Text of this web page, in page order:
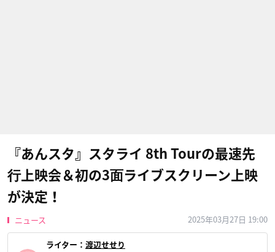
『あんスタ』スタライ 8th Tourの最速先
⾏上映会＆初の3⾯ライブスクリーン上映
が決定！
ニュース 2025年03月27日 19:00
ライター： 渡辺せせり